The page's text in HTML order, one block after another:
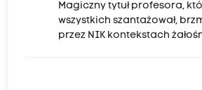
Magiczny tytuł profesora,
wszystkich szantażował,
przez NIK kontekstach